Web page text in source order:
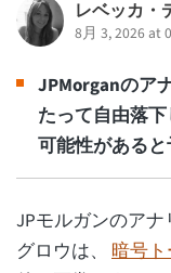
レベッカ・
8月 3, 2026 at
JPMorganのア
たって自由落
可能性があると
JPモルガンのア
グロウは、 暗号